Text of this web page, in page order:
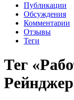
Публикации
Обсуждения
Комментарии
Отзывы
Теги
Тег